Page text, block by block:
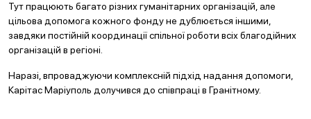
Тут працюють багато різних гуманітарних організацій, але
цільова допомога кожного фонду не дублюється іншими,
завдяки постійній координації спільної роботи всіх благодійних
організацій в регіоні.
Наразі, впроваджуючи комплексній підхід надання допомоги,
Карітас Маріуполь долучився до співпраці в Гранітному.